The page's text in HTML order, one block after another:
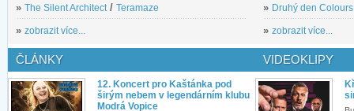
» The Silent Architect/ Teramaze
» zobrazit více...
» Druhý den
» zobrazit více...
ČLÁNKY
12. Koncert pro Kaštánka pod
širým nebem v legendárním klubu
Modrá Vopice
VIDEOKLIPY